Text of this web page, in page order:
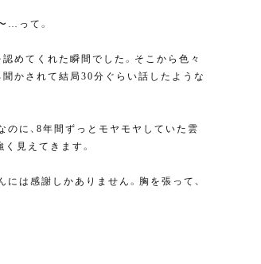
…って。
めてくれた瞬間でした。そこから色々
かされて結局30分ぐらい話したような
に、8年間ずっとモヤモヤしていた雲
見えてきます。
は感謝しかありません。胸を張って、